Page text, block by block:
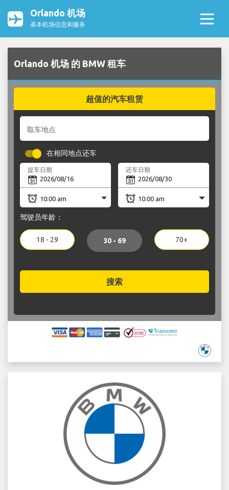
Orlando 机场
基本机场信息和服务
Orlando 机场 的 BMW 租车
超值的汽车租赁
取车地点
在相同地点还车
提车日期 还车日期
驾驶员年龄：
18 - 29 30 - 69 70+
搜索